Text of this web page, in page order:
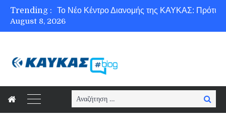
Trending :
Ασφάλεια στο Διαδίκτυο για όλους!
August 8, 2026
Search
for: